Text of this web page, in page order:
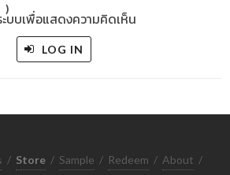
)
ะบบเพื่อแสดงความคิดเห็น
LOG IN
/ Store / Sample / Redeem / About /